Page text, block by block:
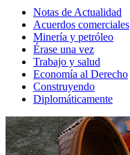
Notas de Actualidad
Acuerdos comerciales
Minería y petróleo
Érase una vez
Trabajo y salud
Economía al Derecho
Construyendo
Diplomáticamente